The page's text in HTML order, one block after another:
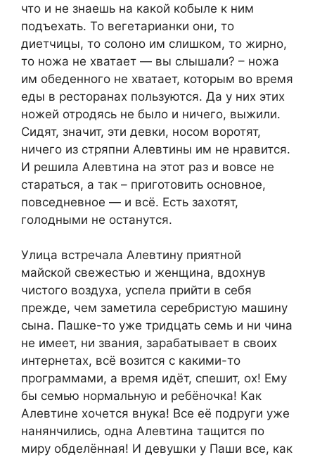
что и не знаешь на какой кобыле к ним
подъехать. То вегетарианки они, то
диетчицы, то солоно им слишком, то жирно,
то ножа не хватает — вы слышали? – ножа
им обеденного не хватает, которым во время
еды в ресторанах пользуются. Да у них этих
ножей отродясь не было и ничего, выжили.
Сидят, значит, эти девки, носом воротят,
ничего из стряпни Алевтины им не нравится.
И решила Алевтина на этот раз и вовсе не
стараться, а так – приготовить основное,
повседневное — и всё. Есть захотят,
голодными не останутся.
Улица встречала Алевтину приятной
майской свежестью и женщина, вдохнув
чистого воздуха, успела прийти в себя
прежде, чем заметила серебристую машину
сына. Пашке-то уже тридцать семь и ни чина
не имеет, ни звания, зарабатывает в своих
интернетах, всё возится с какими-то
программами, а время идёт, спешит, ох! Ему
бы семью нормальную и ребёночка! Как
Алевтине хочется внука! Все её подруги уже
нанянчились, одна Алевтина тащится по
миру обделённая! И девушки у Паши все, как